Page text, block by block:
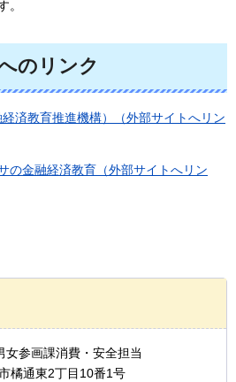
。
のリンク
済教育推進機構）（外部サイトへリン
の金融経済教育（外部サイトへリン
参画課消費・安全担当
橘通東2丁目10番1号